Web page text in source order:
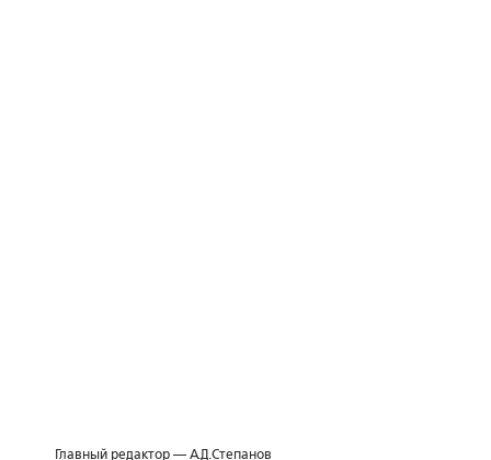
Главный редактор — А.Д.Степанов